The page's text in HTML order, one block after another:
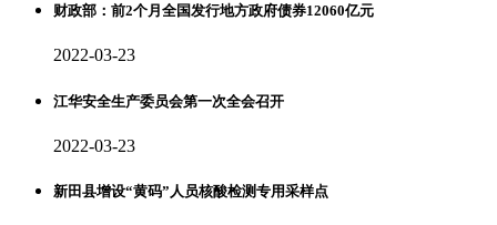
财政部：前2个月全国发行地方政府债券12060亿元
2022-03-23
江华安全生产委员会第一次全会召开
2022-03-23
新田县增设“黄码”人员核酸检测专用采样点